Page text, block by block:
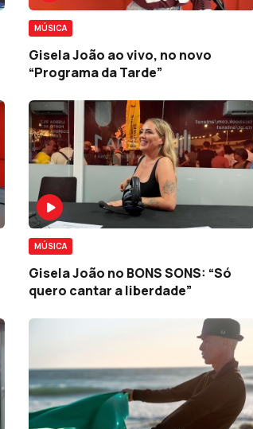
MÚSICA
Gisela João ao vivo, no novo
“Programa da Tarde”
MÚSICA
Gisela João no BONS SONS: “Só
quero cantar a liberdade”